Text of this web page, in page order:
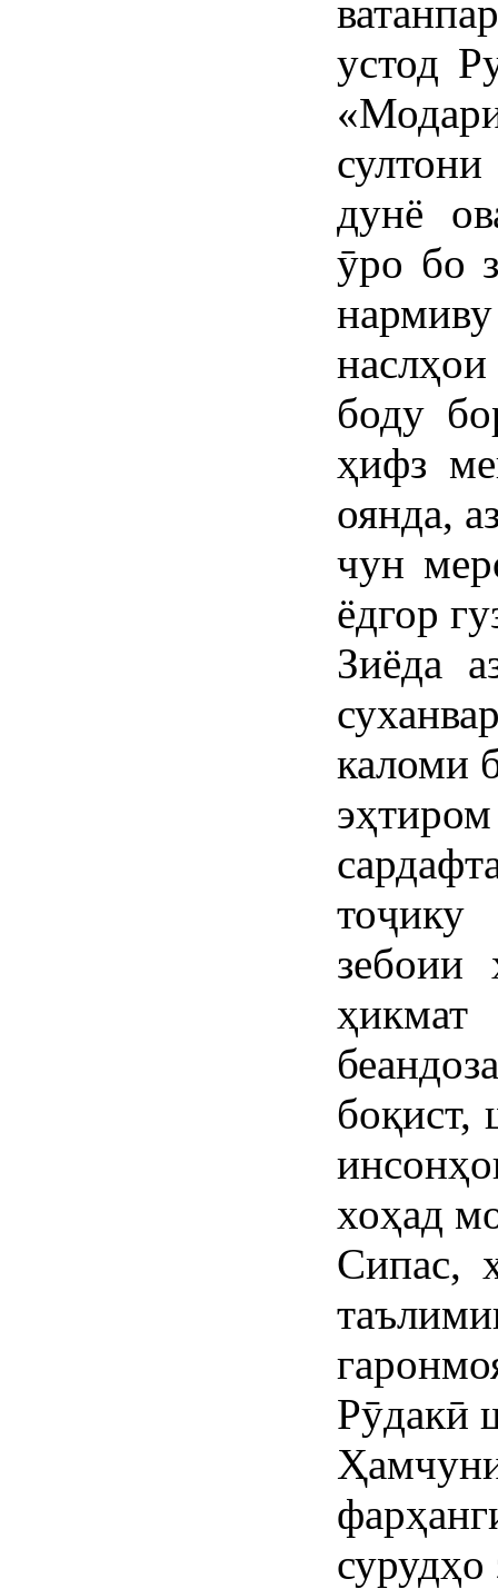
устод
дунё
ӯро бо
боду
ҳифз
оянда,
чун
ёдгор
Зиёда
каломи
тоҷику
зебоии
боқист,
хоҳад
Сипас,
Рӯдакӣ